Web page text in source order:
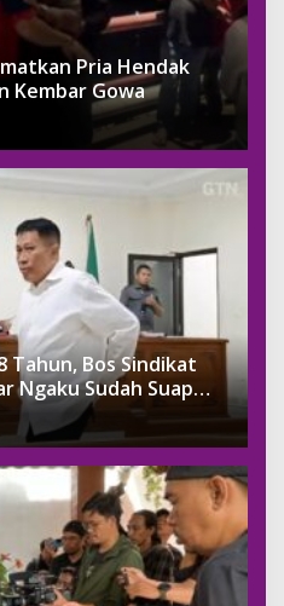
Pria Hendak
Kembar Gowa
Bos Sindikat
Ngaku Sudah Suap